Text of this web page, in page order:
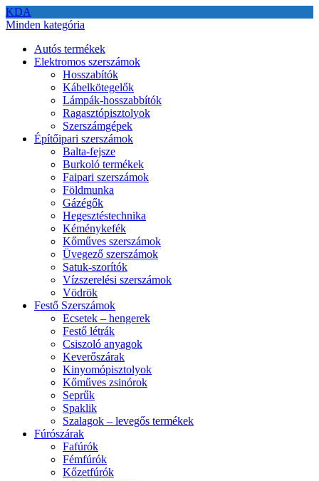
KDA
Minden kategória
Autós termékek
Elektromos szerszámok
Hosszabítók
Kábelkötegelők
Lámpák-hosszabbítók
Ragasztópisztolyok
Szerszámgépek
Építőipari szerszámok
Balta-fejsze
Burkoló termékek
Faipari szerszámok
Földmunka
Gázégők
Hegesztéstechnika
Kéménykefék
Kőműves szerszámok
Üvegező szerszámok
Satuk-szorítók
Vízszerelési szerszámok
Vödrök
Festő Szerszámok
Ecsetek – hengerek
Festő létrák
Csiszoló anyagok
Keverőszárak
Kinyomópisztolyok
Kőműves zsinórok
Seprűk
Spaklik
Szalagok – levegős termékek
Fúrószárak
Fafúrók
Fémfúrók
Kőzetfúrók